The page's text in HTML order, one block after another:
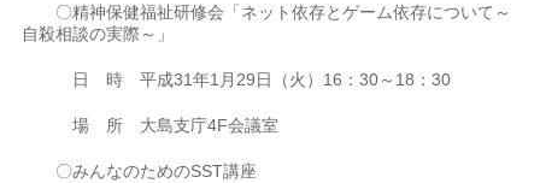
〇精神保健福祉研修会「ネット依存とゲーム依存について～
自殺相談の実際～」
日 時 平成31年1月29日（火）16：30～18：30
場 所 大島支庁4F会議室
〇みんなのためのSST講座